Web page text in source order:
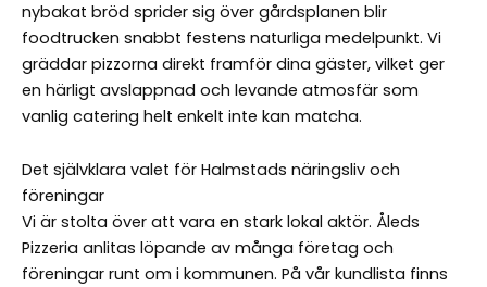
nybakat bröd sprider sig över gårdsplanen blir
foodtrucken snabbt festens naturliga medelpunkt. Vi
gräddar pizzorna direkt framför dina gäster, vilket ger
en härligt avslappnad och levande atmosfär som
vanlig catering helt enkelt inte kan matcha.
Det självklara valet för Halmstads näringsliv och
föreningar
Vi är stolta över att vara en stark lokal aktör. Åleds
Pizzeria anlitas löpande av många företag och
föreningar runt om i kommunen. På vår kundlista finns